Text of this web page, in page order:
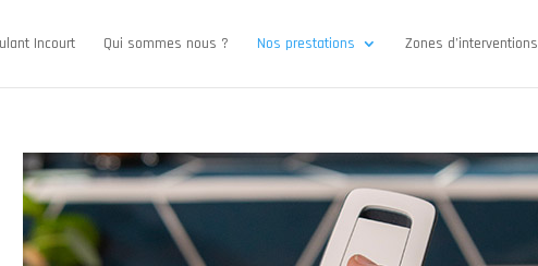
Incourt Qui sommes nous ? Nos prestations Zones d’interventions